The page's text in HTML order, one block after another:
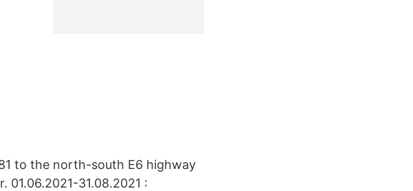
to the north-south E6 highway
31.08.2021 :